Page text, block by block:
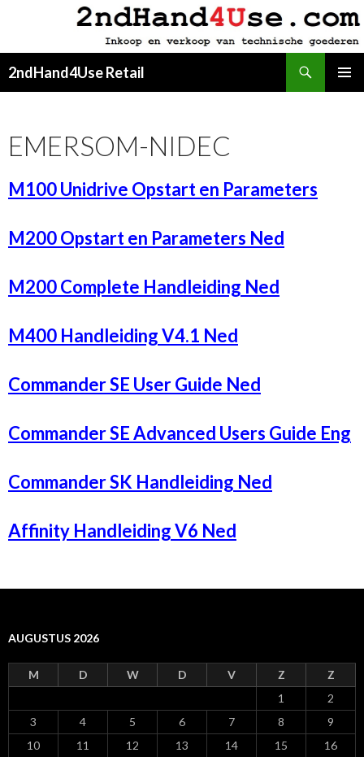
2ndHand4Use Retail
EMERSOM-NIDEC
M100 Unidrive Opstart en Parameters
M200 Opstart en Parameters Ned
M200 Complete Handleiding Ned
M400 Handleiding V4.1 Ned
Commander SE User Guide Ned
Commander SE Advanced Users Guide Eng
Commander SK Handleiding Ned
Affinity Handleiding V6 Ned
AUGUSTUS 2026
M D W D V Z
Z
1
2
3
4 5 6 7 8
9
10
11 12 13 14 15
16